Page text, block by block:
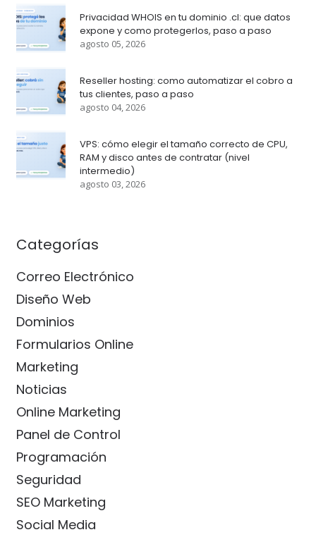
Privacidad WHOIS en tu dominio .cl: que datos
expone y como protegerlos, paso a paso
agosto 05, 2026
Reseller hosting: como automatizar el cobro a
tus clientes, paso a paso
agosto 04, 2026
VPS: cómo elegir el tamaño correcto de CPU,
RAM y disco antes de contratar (nivel
intermedio)
agosto 03, 2026
Categorías
Correo Electrónico
Diseño Web
Dominios
Formularios Online
Marketing
Noticias
Online Marketing
Panel de Control
Programación
Seguridad
SEO Marketing
Social Media